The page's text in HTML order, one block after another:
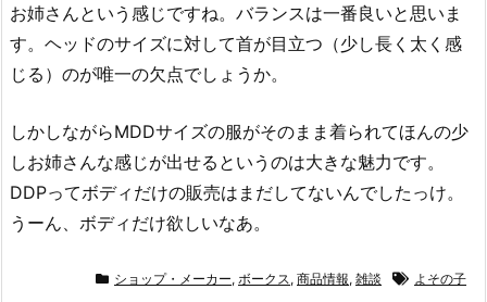
お姉さんという感じですね。バランスは一番良いと思いま
す。ヘッドのサイズに対して首が目立つ（少し長く太く感
じる）のが唯一の欠点でしょうか。
しかしながらMDDサイズの服がそのまま着られてほんの少
しお姉さんな感じが出せるというのは大きな魅力です。
DDPってボディだけの販売はまだしてないんでしたっけ。
うーん、ボディだけ欲しいなあ。
ショップ・メーカー, ボークス, 商品情報, 雑談 よその子